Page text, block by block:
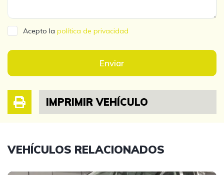
Acepto la política de privacidad
Enviar
IMPRIMIR VEHÍCULO
VEHÍCULOS RELACIONADOS